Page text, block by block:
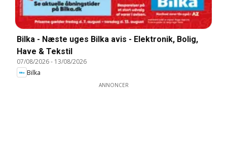
Bilka - Næste uges Bilka avis - Elektronik, Bolig,
Have & Tekstil
07/08/2026- 13/08/2026
Bilka
ANNONCER